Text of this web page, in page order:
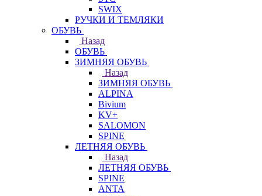
SWIX
РУЧКИ И ТЕМЛЯКИ
ОБУВЬ
Назад
ОБУВЬ
ЗИМНЯЯ ОБУВЬ
Назад
ЗИМНЯЯ ОБУВЬ
ALPINA
Bivium
KV+
SALOMON
SPINE
ЛЕТНЯЯ ОБУВЬ
Назад
ЛЕТНЯЯ ОБУВЬ
SPINE
ANTA